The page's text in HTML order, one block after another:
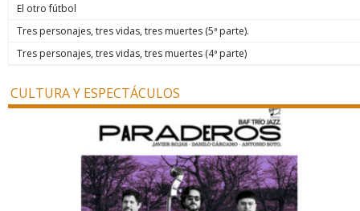
El otro fútbol
Tres personajes, tres vidas, tres muertes (5ª parte).
Tres personajes, tres vidas, tres muertes (4ª parte)
CULTURA Y ESPECTÁCULOS